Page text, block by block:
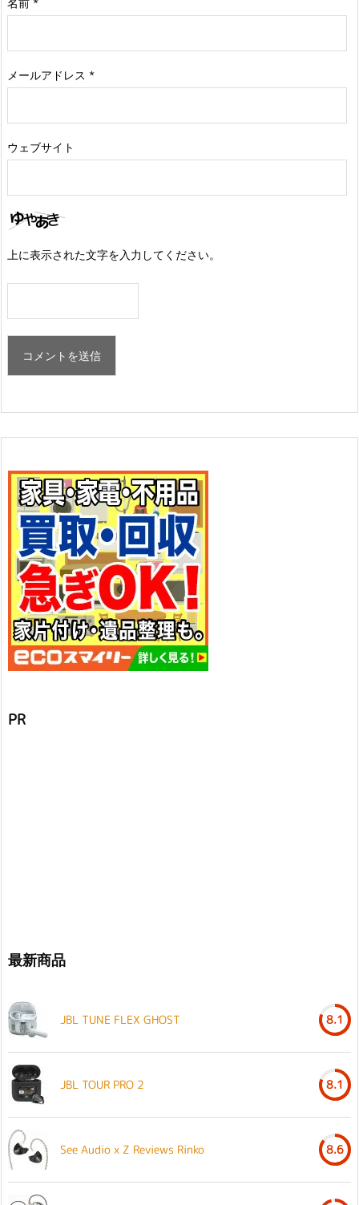
メールアドレス *
ウェブサイト
上に表示された文字を入力してください。
PR
最新商品
JBL TUNE FLEX GHOST 8.1
JBL TOUR PRO 2 8.1
See Audio x Z Reviews Rinko 8.6